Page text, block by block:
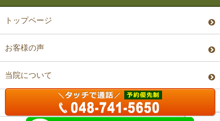
トップページ
お客様の声
当院について